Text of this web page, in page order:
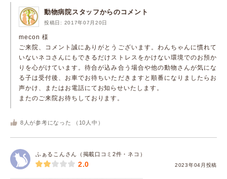
動物病院スタッフからのコメント
投稿日: 2017年07月20日
mecon 様
ご来院、コメント誠にありがとうございます。わんちゃんに慣れて
いないネコさんにもできるだけストレスをかけない環境でのお預か
りを心がけています。待合が込み合う場合や他の動物さんが気にな
る子は受付後、お車でお待ちいただきますと順番になりましたらお
声かけ、またはお電話にてお知らせいたします。
またのご来院お待ちしております。
8 人が参考になった （ 10 人中）
ふぁるこんさん（掲載口コミ2件・ネコ）
2023年04月投稿
2.0